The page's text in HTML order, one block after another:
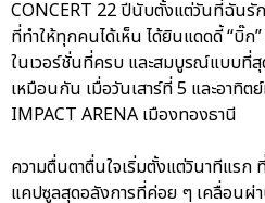
CONCERT 22 ปีนับตั้งแต่วันที่ฉันรัก
ที่ทำให้ทุกคนได้เห็น ได้ยินแดดดี้ “บิ๊ก
ในเวอร์ชั่นที่ครบ และสมบูรณ์แบบที่
เหมือนกัน เมื่อวันเสาร์ที่ 5 และอาทิ
IMPACT ARENA เมืองทองธานี
ความตื่นตาตื่นใจเริ่มตั้งแต่วินาทีแรก
แคปซูลสุดอลังการที่ค่อย ๆ เคลื่อนผ่